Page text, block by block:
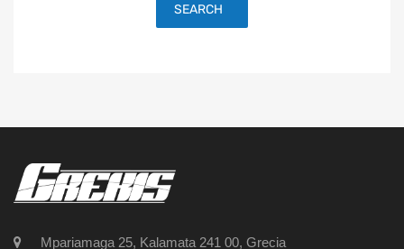
SEARCH
Mpariamaga 25, Kalamata 241 00, Grecia